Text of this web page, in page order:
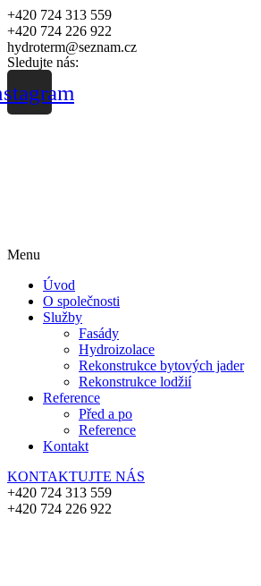
+420 724 313 559
+420 724 226 922
hydroterm@seznam.cz
Sledujte nás:
Menu
Úvod
O společnosti
Služby
Fasády
Hydroizolace
Rekonstrukce bytových jader
Rekonstrukce lodžií
Reference
Před a po
Reference
Kontakt
KONTAKTUJTE NÁS
+420 724 313 559
+420 724 226 922